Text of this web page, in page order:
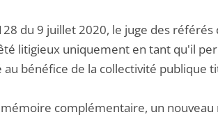
du 9 juillet 2020, le juge des
litigieux uniquement en tant qu'il
bénéfice de la collectivité publique
complémentaire, un